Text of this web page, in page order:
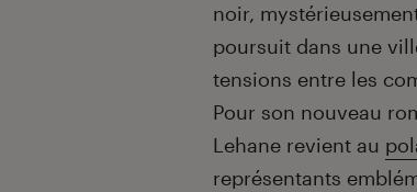
noir,
poursuit dans une
tensions entre les
Pour son nouveau
Lehane revient au
représentants